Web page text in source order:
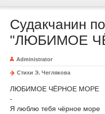
Судакчанин
"ЛЮБИМОЕ
Administrator
Стихи Э. Чеглякова
ЛЮБИМОЕ ЧЁРНОЕ МОРЕ
-
Я люблю тебя чёрное море